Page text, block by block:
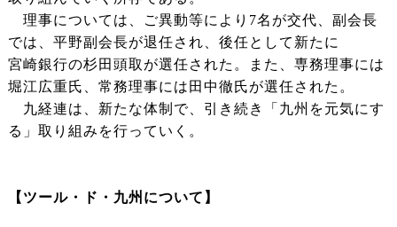
理事については、ご異動等により7名が交代、副会長
では、平野副会長が退任され、後任として新たに
宮崎銀行の杉田頭取が選任された。また、専務理事には
堀江広重氏、常務理事には田中徹氏が選任された。
九経連は、新たな体制で、引き続き「九州を元気にす
る」取り組みを行っていく。
【ツール・ド・九州について】